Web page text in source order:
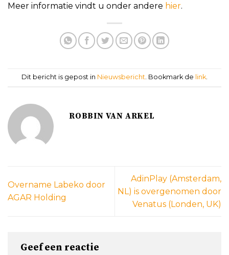
Meer informatie vindt u onder andere hier.
Dit bericht is gepost in Nieuwsbericht . Bookmark de link
ROBBIN VAN ARKEL
Overname Labeko door
AGAR Holding
AdinPlay (Amsterdam,
NL) is overgenomen door
Venatus (Londen, UK)
Geef een reactie